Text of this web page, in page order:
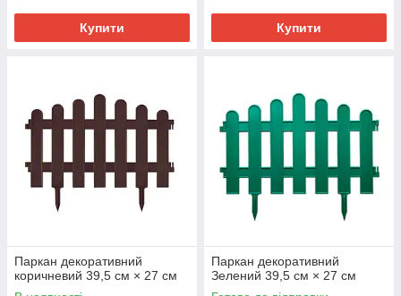
Купити Купити
Паркан декоративний
коричневий 39,5 см × 27 см
Паркан декоративний
Зелений 39,5 см × 27 см